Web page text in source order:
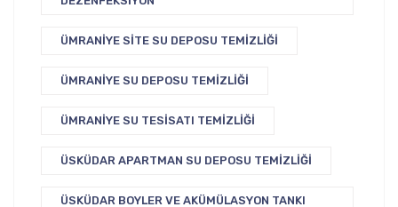
ÜMRANIYE SITE SU DEPOSU TEMIZLIĞI
ÜMRANIYE SU DEPOSU TEMIZLIĞI
ÜMRANIYE SU TESISATI TEMIZLIĞI
ÜSKÜDAR APARTMAN SU DEPOSU TEMIZLIĞI
ÜSKÜDAR BOYLER VE AKÜMÜLASYON TANKI